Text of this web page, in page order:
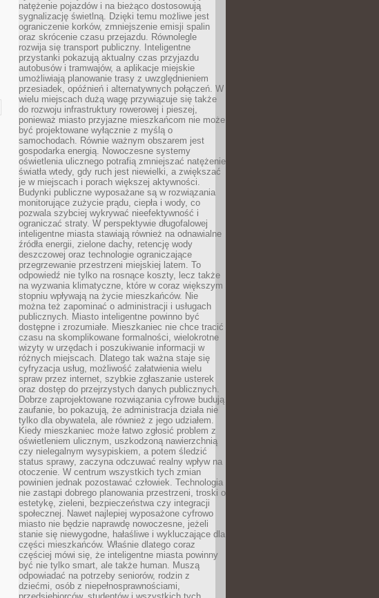
natężenie pojazdów i na bieżąco dostosowują
sygnalizację świetlną. Dzięki temu możliwe jest
ograniczenie korków, zmniejszenie emisji spalin
oraz skrócenie czasu przejazdu. Równolegle
rozwija się transport publiczny. Inteligentne
przystanki pokazują aktualny czas przyjazdu
autobusów i tramwajów, a aplikacje miejskie
umożliwiają planowanie trasy z uwzględnieniem
przesiadek, opóźnień i alternatywnych połączeń. W
wielu miejscach dużą wagę przywiązuje się także
do rozwoju infrastruktury rowerowej i pieszej,
ponieważ miasto przyjazne mieszkańcom nie może
być projektowane wyłącznie z myślą o
samochodach. Równie ważnym obszarem jest
gospodarka energią. Nowoczesne systemy
oświetlenia ulicznego potrafią zmniejszać natężenie
światła wtedy, gdy ruch jest niewielki, a zwiększać
je w miejscach i porach większej aktywności.
Budynki publiczne wyposażane są w rozwiązania
monitorujące zużycie prądu, ciepła i wody, co
pozwala szybciej wykrywać nieefektywność i
ograniczać straty. W perspektywie długofalowej
inteligentne miasta stawiają również na odnawialne
źródła energii, zielone dachy, retencję wody
deszczowej oraz technologie ograniczające
przegrzewanie przestrzeni miejskiej latem. To
odpowiedź nie tylko na rosnące koszty, lecz także
na wyzwania klimatyczne, które w coraz większym
stopniu wpływają na życie mieszkańców. Nie
można też zapominać o administracji i usługach
publicznych. Miasto inteligentne powinno być
dostępne i zrozumiałe. Mieszkaniec nie chce tracić
czasu na skomplikowane formalności, wielokrotne
wizyty w urzędach i poszukiwanie informacji w
różnych miejscach. Dlatego tak ważna staje się
cyfryzacja usług, możliwość załatwienia wielu
spraw przez internet, szybkie zgłaszanie usterek
oraz dostęp do przejrzystych danych publicznych.
Dobrze zaprojektowane rozwiązania cyfrowe budują
zaufanie, bo pokazują, że administracja działa nie
tylko dla obywatela, ale również z jego udziałem.
Kiedy mieszkaniec może łatwo zgłosić problem z
oświetleniem ulicznym, uszkodzoną nawierzchnią
czy nielegalnym wysypiskiem, a potem śledzić
status sprawy, zaczyna odczuwać realny wpływ na
otoczenie. W centrum wszystkich tych zmian
powinien jednak pozostawać człowiek. Technologia
nie zastąpi dobrego planowania przestrzeni, troski o
estetykę, zieleni, bezpieczeństwa czy integracji
społecznej. Nawet najlepiej wyposażone cyfrowo
miasto nie będzie naprawdę nowoczesne, jeżeli
stanie się niewygodne, hałaśliwe i wykluczające dla
części mieszkańców. Właśnie dlatego coraz
częściej mówi się, że inteligentne miasta powinny
być nie tylko smart, ale także human. Muszą
odpowiadać na potrzeby seniorów, rodzin z
dziećmi, osób z niepełnosprawnościami,